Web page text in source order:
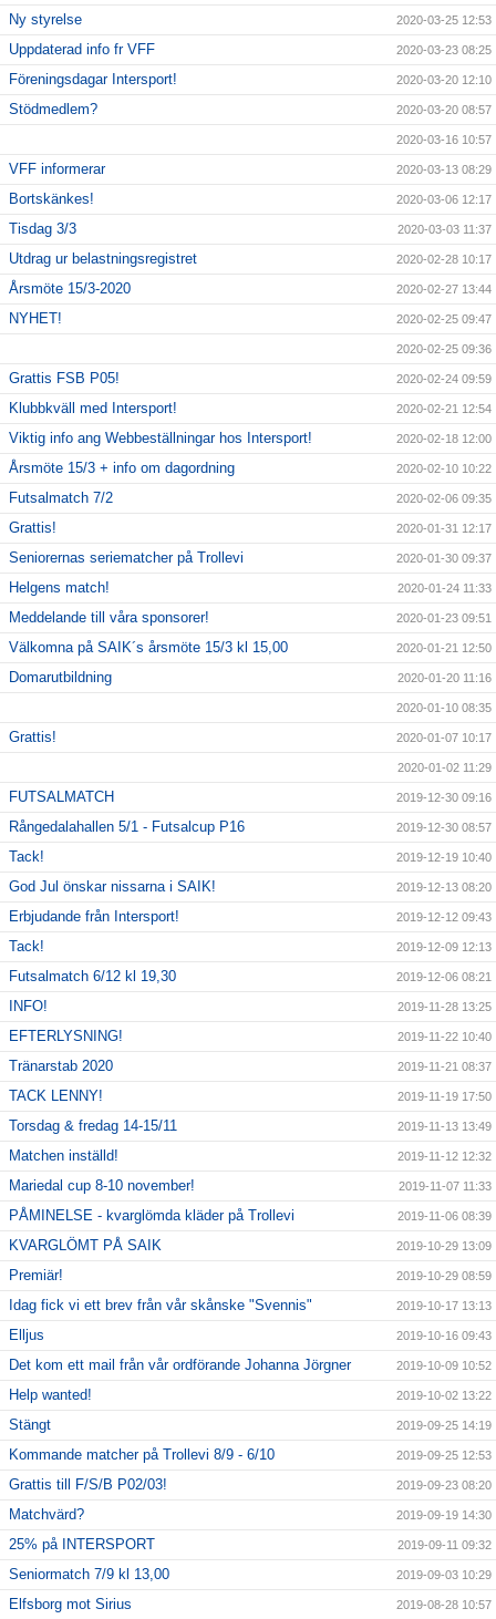
Ny styrelse 2020-03-25 12:53
Uppdaterad info fr VFF 2020-03-23 08:25
Föreningsdagar Intersport! 2020-03-20 12:10
Stödmedlem? 2020-03-20 08:57
2020-03-16 10:57
VFF informerar 2020-03-13 08:29
Bortskänkes! 2020-03-06 12:17
Tisdag 3/3 2020-03-03 11:37
Utdrag ur belastningsregistret 2020-02-28 10:17
Årsmöte 15/3-2020 2020-02-27 13:44
NYHET! 2020-02-25 09:47
2020-02-25 09:36
Grattis FSB P05! 2020-02-24 09:59
Klubbkväll med Intersport! 2020-02-21 12:54
Viktig info ang Webbeställningar hos Intersport! 2020-02-18 12:00
Årsmöte 15/3 + info om dagordning 2020-02-10 10:22
Futsalmatch 7/2 2020-02-06 09:35
Grattis! 2020-01-31 12:17
Seniorernas seriematcher på Trollevi 2020-01-30 09:37
Helgens match! 2020-01-24 11:33
Meddelande till våra sponsorer! 2020-01-23 09:51
Välkomna på SAIK´s årsmöte 15/3 kl 15,00 2020-01-21 12:50
Domarutbildning 2020-01-20 11:16
2020-01-10 08:35
Grattis! 2020-01-07 10:17
2020-01-02 11:29
FUTSALMATCH 2019-12-30 09:16
Rångedalahallen 5/1 - Futsalcup P16 2019-12-30 08:57
Tack! 2019-12-19 10:40
God Jul önskar nissarna i SAIK! 2019-12-13 08:20
Erbjudande från Intersport! 2019-12-12 09:43
Tack! 2019-12-09 12:13
Futsalmatch 6/12 kl 19,30 2019-12-06 08:21
INFO! 2019-11-28 13:25
EFTERLYSNING! 2019-11-22 10:40
Tränarstab 2020 2019-11-21 08:37
TACK LENNY! 2019-11-19 17:50
Torsdag & fredag 14-15/11 2019-11-13 13:49
Matchen inställd! 2019-11-12 12:32
Mariedal cup 8-10 november! 2019-11-07 11:33
PÅMINELSE - kvarglömda kläder på Trollevi 2019-11-06 08:39
KVARGLÖMT PÅ SAIK 2019-10-29 13:09
Premiär! 2019-10-29 08:59
Idag fick vi ett brev från vår skånske "Svennis" 2019-10-17 13:13
Elljus 2019-10-16 09:43
Det kom ett mail från vår ordförande Johanna Jörgner 2019-10-09 10:52
Help wanted! 2019-10-02 13:22
Stängt 2019-09-25 14:19
Kommande matcher på Trollevi 8/9 - 6/10 2019-09-25 12:53
Grattis till F/S/B P02/03! 2019-09-23 08:20
Matchvärd? 2019-09-19 14:30
25% på INTERSPORT 2019-09-11 09:32
Seniormatch 7/9 kl 13,00 2019-09-03 10:29
Elfsborg mot Sirius 2019-08-28 10:57